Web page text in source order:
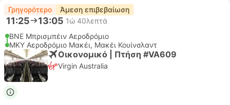
Γρηγορότερο Άμεση επιβεβαίωση
11:25 13:05 1ώ 40λεπτά
BNE Μπρισμπέιν Αεροδρόμιο
MKY Αεροδρόμιο Μακέι, Μακέι Κουίνσλαντ
Οικονομικό | Πτήση #VA609
Virgin Australia